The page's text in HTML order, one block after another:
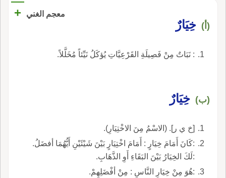
معجم الغني +
(أ) خِيَارٌ
: نَبَاتٌ مِنْ فَصِيلَةِ القَرْعِيَّاتِ يُؤكَلُ نَيِّئاً مُخَلَّلاً.
(ب) خِيَارٌ
[خ ي ر]. (الاسْمُ مِنَ الاخْتِيَارِ).
:كَانَ أَمَامَ خِيَارٍ : أَمَامَ اخْتِيَارٍ بَيْنَ شَيْئَيْنِ أَيُّهُمَا أفضَلُ.
:لَكَ الخِيَارُ بَيْنَ البَقَاءِ أَوِ الذَّهَابِ.
:هُوَ مِنْ خِيَارِ النَّاسِ : مِنْ أفْضَلِهِمْ.